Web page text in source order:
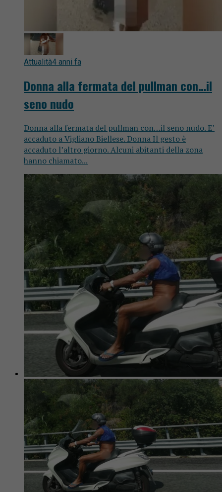
Attualità4 anni fa
Donna alla fermata del pullman con…il
seno nudo
Donna alla fermata del pullman con…il seno nudo. E’
accaduto a Vigliano Biellese. Donna Il gesto è
accaduto l’altro giorno. Alcuni abitanti della zona
hanno chiamato...